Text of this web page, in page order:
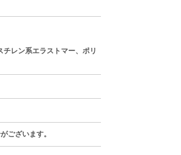
レン系エラストマー、ポリ
ございます。